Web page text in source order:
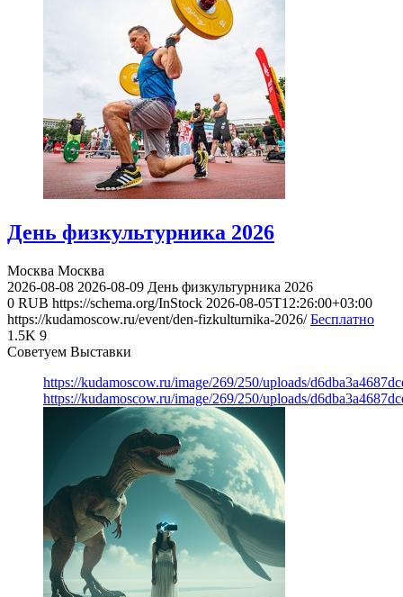
День физкультурника 2026
Москва Москва
2026-08-08 2026-08-09 День физкультурника 2026
0 RUB https://schema.org/InStock 2026-08-05T12:26:00+03:00
https://kudamoscow.ru/event/den-fizkulturnika-2026/ Бесплатно
1.5K 9
Советуем Выставки
https://kudamoscow.ru/image/269/250/uploads/
https://kudamoscow.ru/image/269/250/uploads/